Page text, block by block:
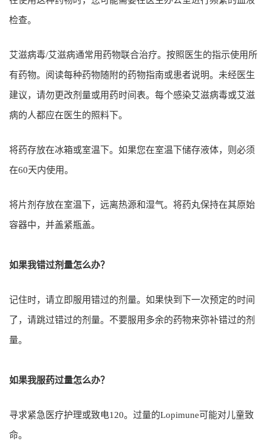
检查。
艾滋病毒/艾滋病通常用药物联合治疗。按照医生的指示使用所
有药物。阅读每种药物随附的药物指南或患者说明。未经医生
建议，请勿更改剂量或用药时间表。每个感染艾滋病毒或艾滋
病的人都应在医生的照料下。
将药存放在冰箱或室温下。如果您在室温下储存液体，则必须
在60天内使用。
将片剂存放在室温下，远离热源和湿气。将药丸保持在其原始
容器中，并盖紧瓶盖。
如果我错过剂量怎么办？
记住时，请立即服用错过的剂量。如果快到下一次预定的时间
了，请跳过错过的剂量。不要服用多余的药物来弥补错过的剂
量。
如果我服药过量怎么办？
寻求紧急医疗护理或致电120。过量的Lopimune可能对儿童致
命。